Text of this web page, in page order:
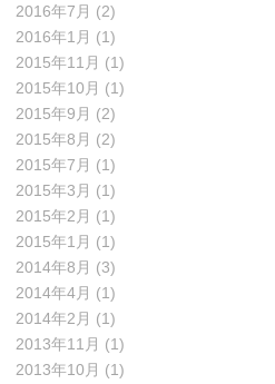
2016年7月 (2)
2016年1月 (1)
2015年11月 (1)
2015年10月 (1)
2015年9月 (2)
2015年8月 (2)
2015年7月 (1)
2015年3月 (1)
2015年2月 (1)
2015年1月 (1)
2014年8月 (3)
2014年4月 (1)
2014年2月 (1)
2013年11月 (1)
2013年10月 (1)